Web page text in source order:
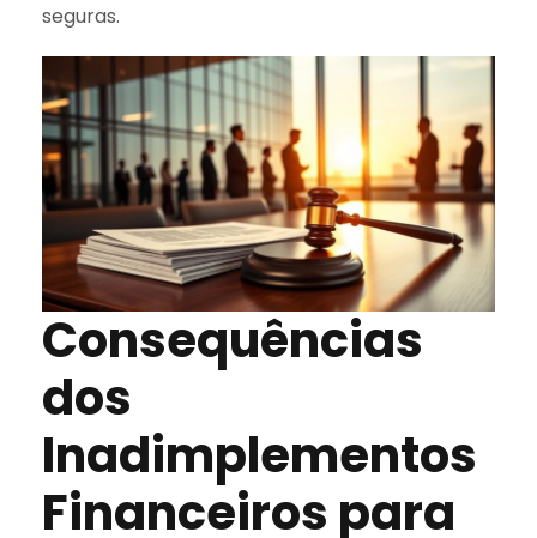
seguras.
Consequências
dos
Inadimplementos
Financeiros para